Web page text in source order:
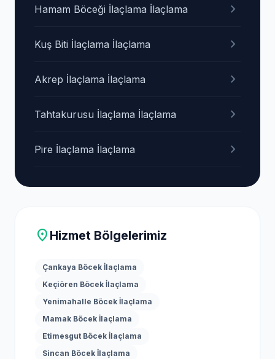
Hamam Böceği İlaçlama İlaçlama chevron_right
Kuş Biti İlaçlama İlaçlama chevron_right
Akrep İlaçlama İlaçlama chevron_right
Tahtakurusu İlaçlama İlaçlama chevron_right
Pire İlaçlama İlaçlama chevron_right
location_on Hizmet Bölgelerimiz
Çankaya Böcek İlaçlama
Keçiören Böcek İlaçlama
Yenimahalle Böcek İlaçlama
Mamak Böcek İlaçlama
Etimesgut Böcek İlaçlama
Sincan Böcek İlaçlama